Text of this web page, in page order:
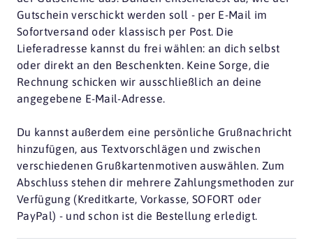
Gutschein verschickt werden soll - per E-Mail im
Sofortversand oder klassisch per Post. Die
Lieferadresse kannst du frei wählen: an dich selbst
oder direkt an den Beschenkten. Keine Sorge, die
Rechnung schicken wir ausschließlich an deine
angegebene E-Mail-Adresse.
Du kannst außerdem eine persönliche Grußnachricht
hinzufügen, aus Textvorschlägen und zwischen
verschiedenen Grußkartenmotiven auswählen. Zum
Abschluss stehen dir mehrere Zahlungsmethoden zur
Verfügung (Kreditkarte, Vorkasse, SOFORT oder
PayPal) - und schon ist die Bestellung erledigt.